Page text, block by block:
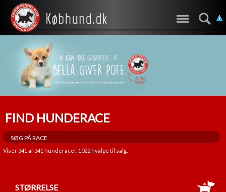
FIND HUNDERACE
Viser341 af341 hunderacer. 1022hvalpe til salg.
STØRRELSE